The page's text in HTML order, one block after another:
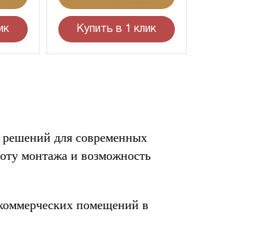
Купить в 1 клик
для современных
монтажа и возможность
помещений в